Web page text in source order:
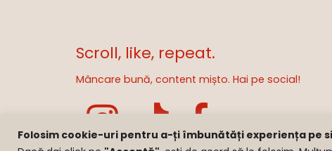
Folosim cookie-uri pentru a-ți îmbunătăți experiența pe
Scroll, like, repeat.
Mâncare bună, content mișto. Hai pe social!